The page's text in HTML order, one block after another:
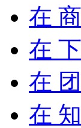
在
在
在
在